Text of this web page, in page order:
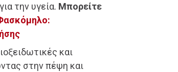
την υγεία. Μπορείτε
και
στην πέψη και